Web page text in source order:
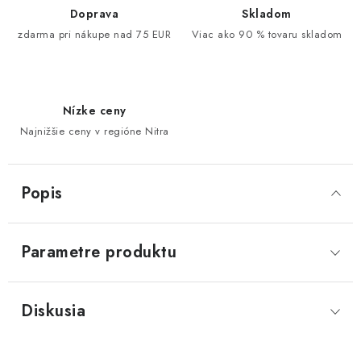
Doprava
zdarma pri nákupe nad 75 EUR
Skladom
Viac ako 90 % tovaru skladom
Nízke ceny
Najnižšie ceny v regióne Nitra
Popis
Parametre produktu
Diskusia